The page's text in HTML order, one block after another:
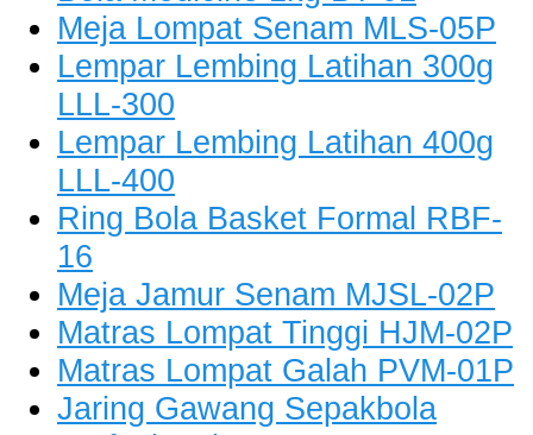
Meja Lompat Senam MLS-05P
Lempar Lembing Latihan 300g
LLL-300
Lempar Lembing Latihan 400g
LLL-400
Ring Bola Basket Formal RBF-
16
Meja Jamur Senam MJSL-02P
Matras Lompat Tinggi HJM-02P
Matras Lompat Galah PVM-01P
Jaring Gawang Sepakbola